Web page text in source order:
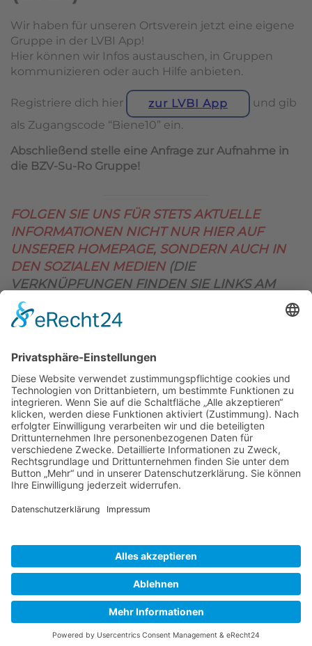
Wir haben für unseren Ortsverein jetzt eine eigene
Gruppe in der LVBI App!
Hier können wir Infos austauschen, in Gruppen
kommunizieren oder auch Hilfe anbieten.
Registriere dich hier zur LVBI App
und gib
als Zugangscode “Biene10” ein.
Abschließend stelle eine Anfrage zur Aufnahme in
die BZV-Su-Ro Gruppe!
FOLGEN SIE UNS FÜR STETS AKTUELLE
INFORMATIONEN NICHT NUR HIER AUF
UNSERER HOMEPAGE, SONDERN AUCH IN
DEN SOZIALEN MEDIEN (DIE
VERKNÜPFUNGEN FINDEN SIE LINKS AM
OBEREN SEITENRAND)
BIENENZUCHTVEREIN SULZBACH-ROSENBERG
1871 E.V.
1. Vorsitzender
Matthias Bohmann
Siebeneichen 13
92237 Sulzbach-Rosenberg
E-Mail: vorstand@bienenzuchtverein-sulzbach-
Copyright © Bienenzuchtverein
Sulzbach-Rosenberg 1871 e.V.
Kontakt|Impressum|Datenschutzerklärung|
Cookie-Einstellungen